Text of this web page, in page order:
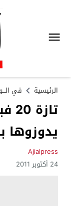
الرئيسية في
يدوزوها
Ajialpress
24 أكتوبر 2011